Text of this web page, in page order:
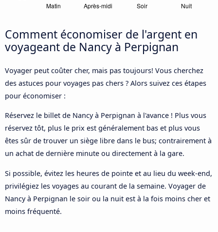
Comment économiser de l'argent en
voyageant de Nancy à Perpignan
Voyager peut coûter cher, mais pas toujours! Vous cherchez
des astuces pour voyages pas chers ? Alors suivez ces étapes
pour économiser :
Réservez le billet de Nancy à Perpignan à l'avance ! Plus vous
réservez tôt, plus le prix est généralement bas et plus vous
êtes sûr de trouver un siège libre dans le bus; contrairement à
un achat de dernière minute ou directement à la gare.
Si possible, évitez les heures de pointe et au lieu du week-end,
privilégiez les voyages au courant de la semaine. Voyager de
Nancy à Perpignan le soir ou la nuit est à la fois moins cher et
moins fréquenté.